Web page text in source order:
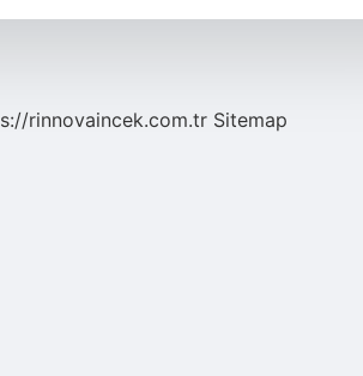
rinnovaincek.com.tr Sitemap